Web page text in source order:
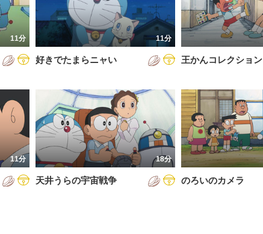
11分 11分
好きでたまらニャい 王かんコレクション
11分 18分
天井うらの宇宙戦争 のろいのカメラ